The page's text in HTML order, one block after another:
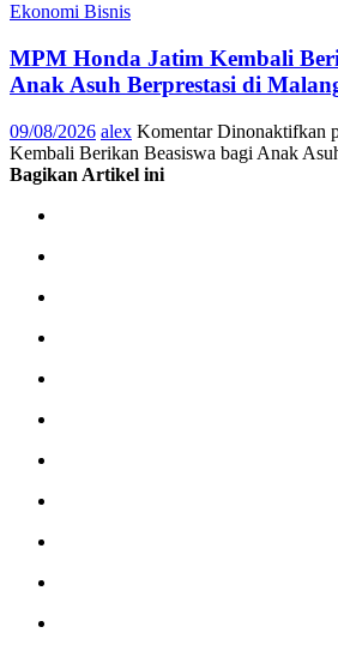
Ekonomi Bisnis
MPM Honda Jatim Kembali
Anak Asuh Berprestasi di
09/08/2026 alex Komentar Dinonaktifkan
Kembali Berikan Beasiswa bagi Anak
Bagikan Artikel ini